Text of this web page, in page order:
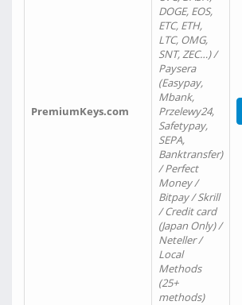
PremiumKeys.com
DOGE, EOS,
ETC, ETH,
LTC, OMG,
SNT, ZEC…) /
Paysera
(Easypay,
Mbank,
Przelewy24,
Safetypay,
SEPA,
Banktransfer)
/ Perfect
Money /
Bitpay / Skrill
/ Credit card
(Japan Only) /
Neteller /
Local
Methods
(25+
methods)